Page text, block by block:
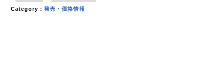
Category：発売・価格情報